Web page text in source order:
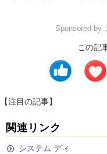
Sponsored by
この記
【注目の記事】
関連リンク
システム ディ